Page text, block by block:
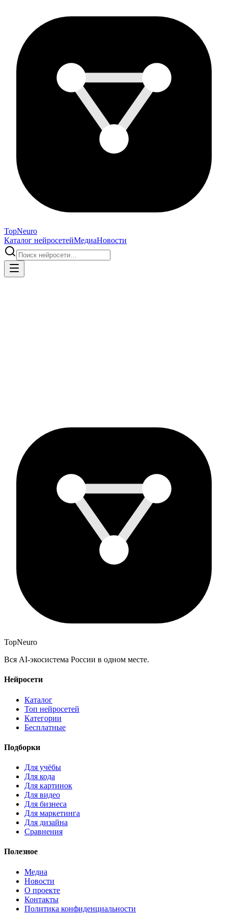
TopNeuro
Каталог нейросетейМедиаНовости
TopNeuro
Вся AI-экосистема России в одном месте.
Нейросети
Каталог
Топ нейросетей
Категории
Бесплатные
Подборки
Для учёбы
Для кода
Для картинок
Для видео
Для бизнеса
Для маркетинга
Для дизайна
Сравнения
Полезное
Медиа
Новости
О проекте
Контакты
Политика конфиденциальности